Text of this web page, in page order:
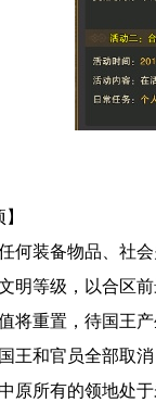
何装备物品、社
明等级，以合区前
将重置，待国王产
王和官员全部取
原所有的领地处于